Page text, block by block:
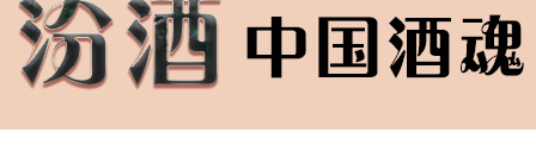
展会介绍 组织机构
参展申请 参展流程
车辆进馆
企业查询 观众类别